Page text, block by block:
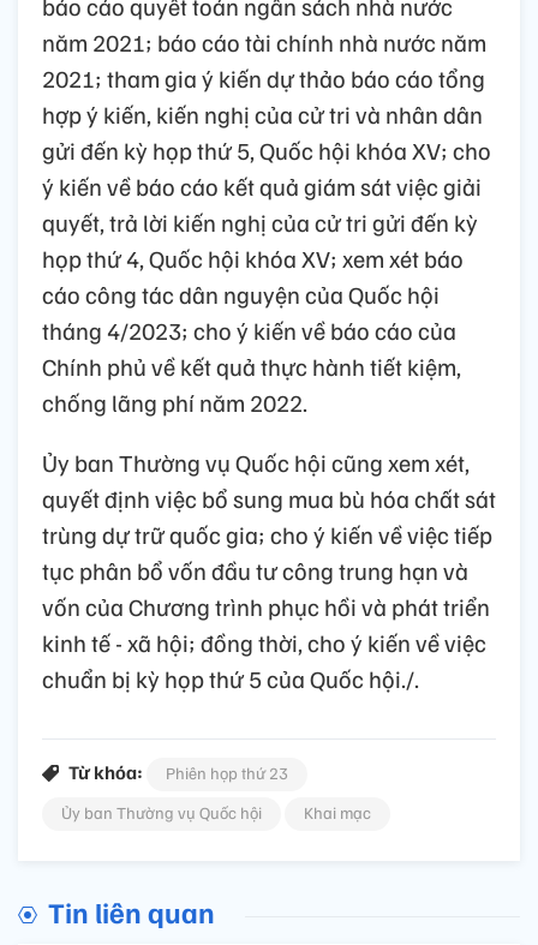
năm 2021; báo cáo tài chính nhà nước năm
2021; tham gia ý kiến dự thảo báo cáo tổng
hợp ý kiến, kiến nghị của cử tri và nhân dân
gửi đến kỳ họp thứ 5, Quốc hội khóa XV; cho
ý kiến về báo cáo kết quả giám sát việc giải
quyết, trả lời kiến nghị của cử tri gửi đến kỳ
họp thứ 4, Quốc hội khóa XV; xem xét báo
cáo công tác dân nguyện của Quốc hội
tháng 4/2023; cho ý kiến về báo cáo của
Chính phủ về kết quả thực hành tiết kiệm,
chống lãng phí năm 2022.
Ủy ban Thường vụ Quốc hội cũng xem xét,
quyết định việc bổ sung mua bù hóa chất sát
trùng dự trữ quốc gia; cho ý kiến về việc tiếp
tục phân bổ vốn đầu tư công trung hạn và
vốn của Chương trình phục hồi và phát triển
kinh tế - xã hội; đồng thời, cho ý kiến về việc
chuẩn bị kỳ họp thứ 5 của Quốc hội./.
Từ khóa:
Phiên họp thứ 23
Ủy ban Thường vụ Quốc hội
Khai mạc
Tin liên quan